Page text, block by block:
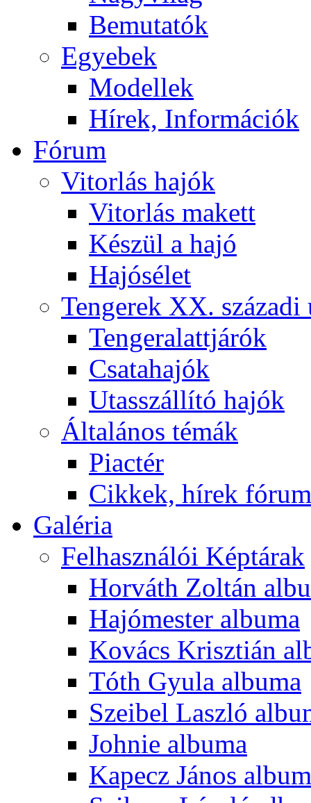
Bemutatók
Egyebek
Modellek
Hírek, Információk
Fórum
Vitorlás hajók
Vitorlás makett
Készül a hajó
Hajósélet
Tengerek XX. századi
Tengeralattjárók
Csatahajók
Utasszállító hajók
Általános témák
Piactér
Cikkek, hírek
Galéria
Felhasználói Képtárak
Horváth Zoltán
Hajómester albuma
Kovács Krisztián
Tóth Gyula albuma
Szeibel Laszló
Johnie albuma
Kapecz János